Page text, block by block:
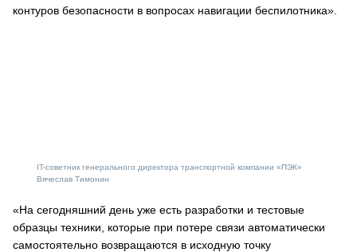
контуров безопасности в вопросах навигации беспилотника».
IT-советник генерального директора транспортной компании «ПЭК»
Вячеслав Тимонин
«На сегодняшний день уже есть разработки и тестовые
образцы техники, которые при потере связи автоматически
самостоятельно возвращаются в исходную точку